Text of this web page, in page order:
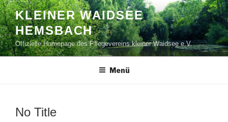
Zum
Inhalt
springen
KLEINER WAIDSEE
HEMSBACH
Offizielle Homepage des Pflegevereins kleiner Waidsee e.V.
Menü
No Title